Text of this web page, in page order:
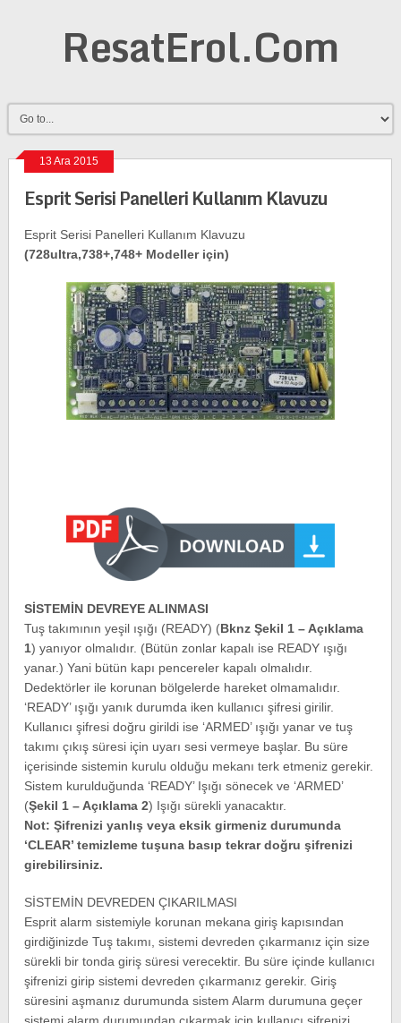
ResatErol.Com
13 Ara 2015
Esprit Serisi Panelleri Kullanım Klavuzu
Esprit Serisi Panelleri Kullanım Klavuzu
(728ultra,738+,748+ Modeller için)
SİSTEMİN DEVREYE ALINMASI
Tuş takımının yeşil ışığı (READY) (Bknz Şekil 1 – Açıklama
1) yanıyor olmalıdır. (Bütün zonlar kapalı ise READY ışığı
yanar.) Yani bütün kapı pencereler kapalı olmalıdır.
Dedektörler ile korunan bölgelerde hareket olmamalıdır.
‘READY’ ışığı yanık durumda iken kullanıcı şifresi girilir.
Kullanıcı şifresi doğru girildi ise ‘ARMED’ ışığı yanar ve tuş
takımı çıkış süresi için uyarı sesi vermeye başlar. Bu süre
içerisinde sistemin kurulu olduğu mekanı terk etmeniz gerekir.
Sistem kurulduğunda ‘READY’ Işığı sönecek ve ‘ARMED’
(Şekil 1 – Açıklama 2) Işığı sürekli yanacaktır.
Not: Şifrenizi yanlış veya eksik girmeniz durumunda
‘CLEAR’ temizleme tuşuna basıp tekrar doğru şifrenizi
girebilirsiniz.
SİSTEMİN DEVREDEN ÇIKARILMASI
Esprit alarm sistemiyle korunan mekana giriş kapısından
girdiğinizde Tuş takımı, sistemi devreden çıkarmanız için size
sürekli bir tonda giriş süresi verecektir. Bu süre içinde kullanıcı
şifrenizi girip sistemi devreden çıkarmanız gerekir. Giriş
süresini aşmanız durumunda sistem Alarm durumuna geçer